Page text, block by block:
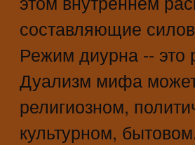
составляющие
Режим диурна --
Дуализм мифа
религиозном,
культурном,